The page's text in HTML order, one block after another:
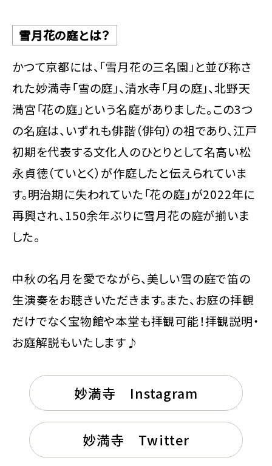
雪月花の庭とは？
かつて京都には、「雪月花の三名園」と並び称さ
れた妙満寺「雪の庭」、清水寺「月の庭」、北野天
満宮「花の庭」という名庭がありました。この3つ
の名庭は、いずれも俳諧（俳句）の祖であり、江戸
初期を代表する文化人のひとりとして名高い松
永貞徳（ていとく）が作庭したと伝えられていま
す。明治期に失われていた「花の庭」が2022年に
再興され、150余年ぶりに雪月花の庭が揃いま
した。
中秋の名月を愛でながら、美しい雪の庭で笛の
生演奏をお聴きいただきます。また、お庭の拝観
だけでなく宝物館や本堂も拝観可能！拝観説明・
お庭解説もいたします♪
妙満寺 Instagram
妙満寺 Twitter